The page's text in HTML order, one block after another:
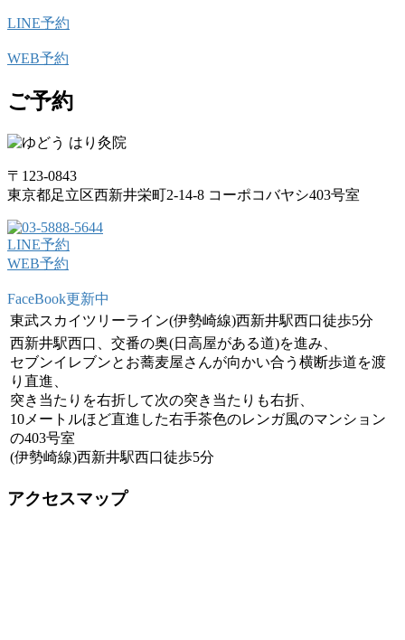
LINE予約
WEB予約
ご予約
〒123-0843
東京都足立区西新井栄町2-14-8 コーポコバヤシ403号室
LINE予約
WEB予約
FaceBook更新中
東武スカイツリーライン(伊勢崎線)西新井駅西口徒歩5分
西新井駅西口、交番の奥(日高屋がある道)を進み、
セブンイレブンとお蕎麦屋さんが向かい合う横断歩道を渡
り直進、
突き当たりを右折して次の突き当たりも右折、
10メートルほど直進した右手茶色のレンガ風のマンション
の403号室
(伊勢崎線)西新井駅西口徒歩5分
アクセスマップ